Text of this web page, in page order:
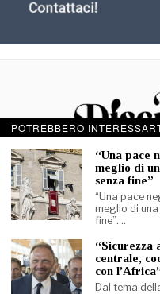
© 2026-
La Discussione S.r.l. –
C.F. e P.
Registrazione Tribunale
La società editrice
POTREBBERO
“Una pace
meglio di
senza fine”
“Una pace
meglio di
fine”.…
“Sicurezza
centrale,
con
Dal tema